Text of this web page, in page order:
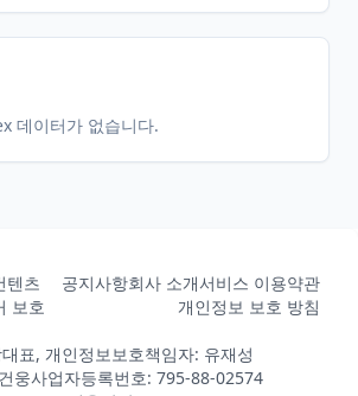
1.0.2
2015-09-
2026-
05-31
2026-
06-26
데이터가 없습니다.
텐츠
보호
공지사항회사 소개서비스 이용약관
개인정보 보호 방침
대표, 개인정보보호책임자: 유재성
웅사업자등록번호: 795-88-02574